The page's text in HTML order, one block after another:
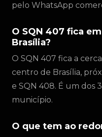
pelo WhatsApp
O SQN 407 fica
Brasília?
O SQN 407 fica a
centro de Brasília,
e SQN 408. É um dos
município.
O que tem ao